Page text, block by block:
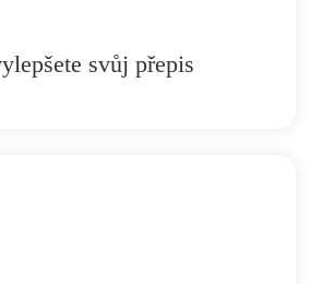
svůj přepis